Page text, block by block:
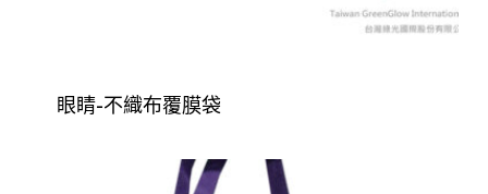
眼睛-不織布覆膜袋